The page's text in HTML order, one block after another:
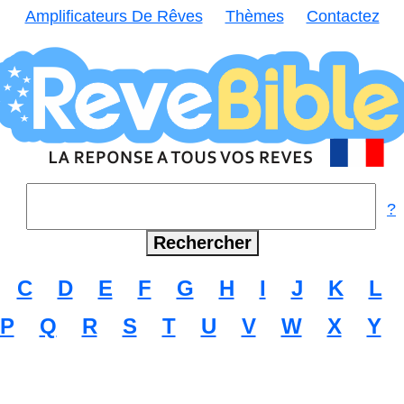
Amplificateurs De Rêves Thèmes Contactez
?
C D E F G H I J K L
P Q R S T U V W X Y